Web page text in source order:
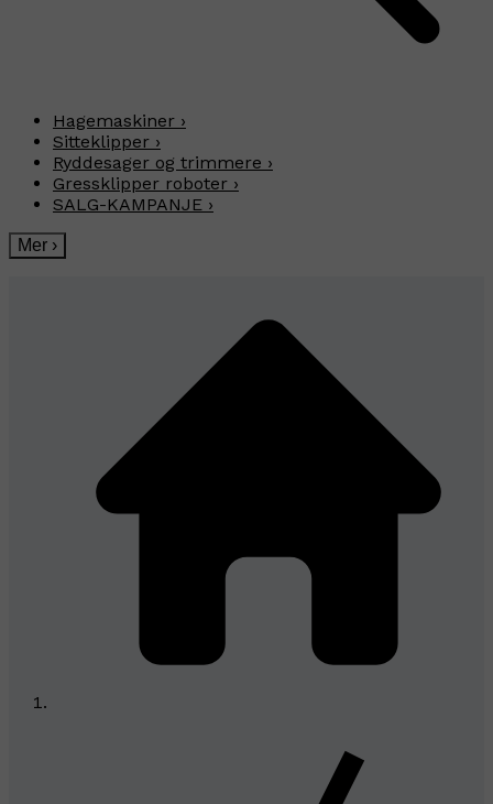
Hagemaskiner ›
Sitteklipper ›
Ryddesager og trimmere ›
Gressklipper roboter ›
SALG-KAMPANJE ›
Mer ›